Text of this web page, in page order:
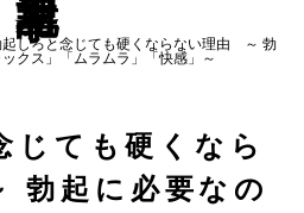
起しろと念じても硬くならない理由 ～ 勃
クス」「ムラムラ」「快感」～
じても硬くなら
起に必要なの